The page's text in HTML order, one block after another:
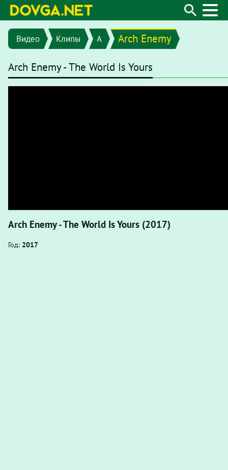
Видео Клипы A Arch Enemy
Arch Enemy - The World Is Yours
Arch Enemy - The World Is Yours (2017)
Год: 2017